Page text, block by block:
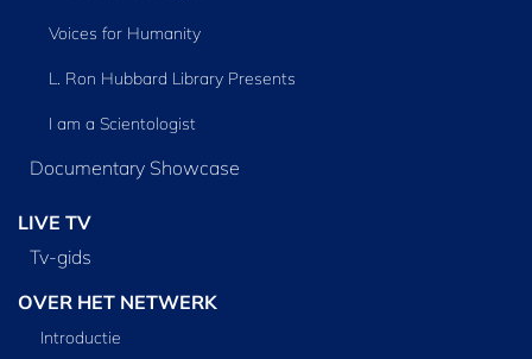
Voices for Humanity
L. Ron Hubbard Library Presents
I am a Scientologist
Documentary Showcase
LIVE TV
Tv‑gids
OVER HET NETWERK
Introductie